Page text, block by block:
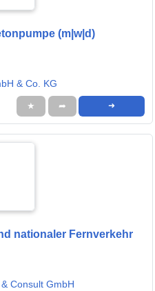
(m|w|d)
& Co. KG
★ ➦ ➜
nationaler Fernverkehr
Consult GmbH